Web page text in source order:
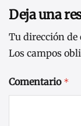
Deja una
Tu dirección de
Los campos
Comentario *